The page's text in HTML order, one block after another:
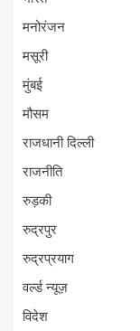
मनोरंजन
मसूरी
मुंबई
मौसम
राजधानी दिल्ली
राजनीति
रुड़की
रुद्रपुर
रुद्रप्रयाग
वर्ल्ड न्यूज़
विदेश